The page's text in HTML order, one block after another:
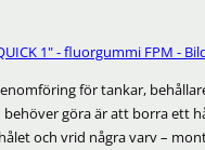
för tankar,
behöver göra är att borra ett
och vrid några varv –